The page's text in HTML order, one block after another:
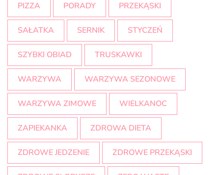
PIZZA PORADY PRZEKĄSKI
SAŁATKA SERNIK STYCZEŃ
SZYBKI OBIAD TRUSKAWKI
WARZYWA WARZYWA SEZONOWE
WARZYWA ZIMOWE WIELKANOC
ZAPIEKANKA ZDROWA DIETA
ZDROWE JEDZENIE ZDROWE PRZEKĄSKI